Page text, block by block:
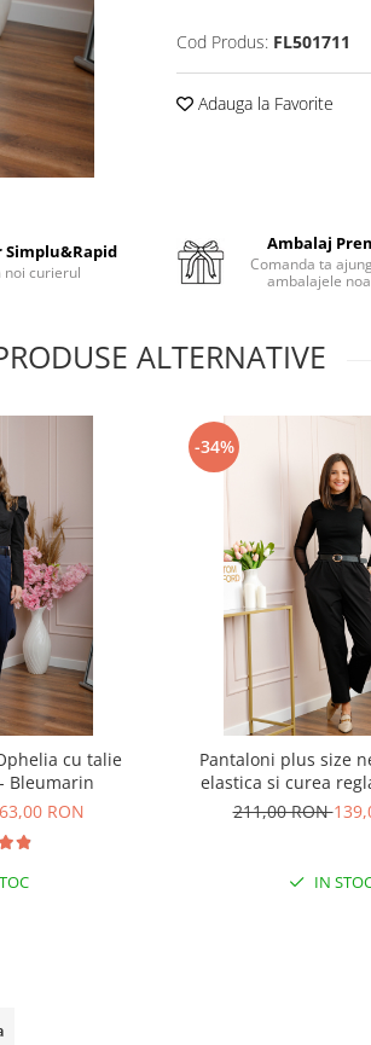
Cod Produs: FL501711
Adauga la Favorite
Simplu&Rapid
curierul
Ambalaj
Comanda ta
ambalajele
ALTERNATIVE
cu talie
Bleumarin
RON
-34%
Pantaloni plus size
elastica si curea
211,00 RON
IN